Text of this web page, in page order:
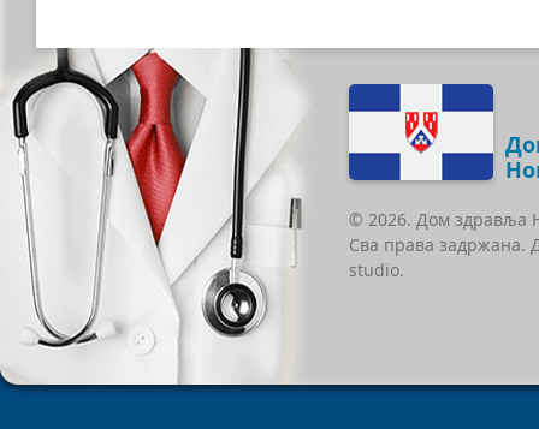
© 2026. Дом здравља
Сва права задржана.
studio.